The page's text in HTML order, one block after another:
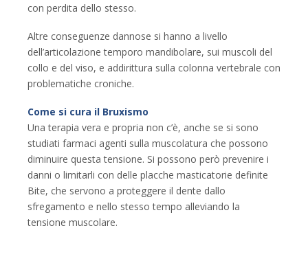
con perdita dello stesso.
Altre conseguenze dannose si hanno a livello
dell’articolazione temporo mandibolare, sui muscoli del
collo e del viso, e addirittura sulla colonna vertebrale con
problematiche croniche.
Come si cura il Bruxismo
Una terapia vera e propria non c’è, anche se si sono
studiati farmaci agenti sulla muscolatura che possono
diminuire questa tensione. Si possono però prevenire i
danni o limitarli con delle placche masticatorie definite
Bite, che servono a proteggere il dente dallo
sfregamento e nello stesso tempo alleviando la
tensione muscolare.